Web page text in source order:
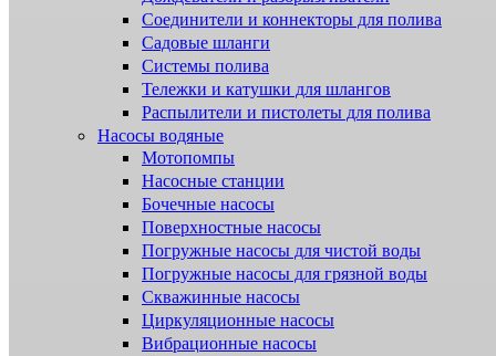
Соединители и коннекторы для полива
Садовые шланги
Системы полива
Тележки и катушки для шлангов
Распылители и пистолеты для полива
Насосы водяные
Мотопомпы
Насосные станции
Бочечные насосы
Поверхностные насосы
Погружные насосы для чистой воды
Погружные насосы для грязной воды
Скважинные насосы
Циркуляционные насосы
Вибрационные насосы